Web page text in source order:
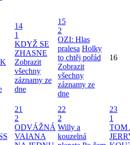
14
1
KDYŽ SE
ZHASNE
Zobrazit
všechny
záznamy ze
dne
15
2
OZI: Hlas
pralesa Holky
to chtěj pořád
Zobrazit
všechny
záznamy ze
dne
16
21
2
ODVÁŽNÁ
VAIANA
22
2
Willy a
kouzelná
23
1
TOM